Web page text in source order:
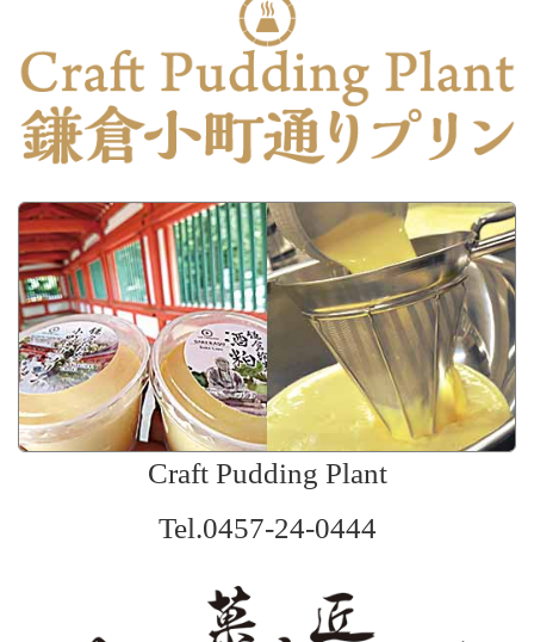
Craft Pudding Plant
Tel.0457-24-0444